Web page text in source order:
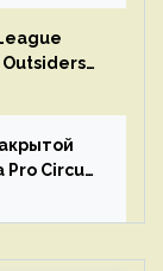
Outsiders
Pro Circuit